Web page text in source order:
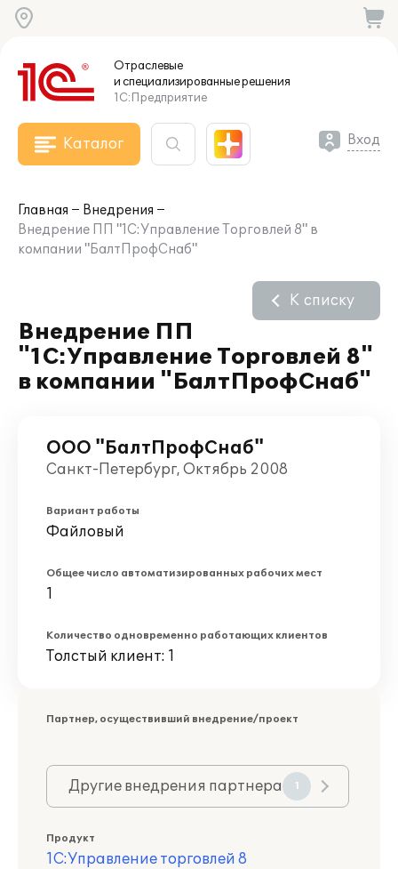
Отраслевые
и специализированныерешения
1С:Предприятие
Каталог Вход
Главная
Внедрения
Внедрение ПП "1С:Управление Торговлей 8" в
компании "БалтПрофСнаб"
Внедрение ПП
"1С:Управление Торговлей 8"
в компании "БалтПрофСнаб"
К списку
ООО "БалтПрофСнаб"
Санкт-Петербург, Октябрь 2008
Вариант работы
Файловый
Общее число автоматизированных рабочих мест
1
Количество одновременно работающих клиентов
Толстый клиент: 1
Партнер, осуществивший внедрение/проект
Другие внедрения партнера 1
Продукт
1С:Управление торговлей 8